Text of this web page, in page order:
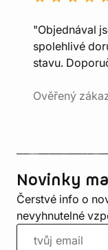
"Objednával
spolehlivé
stavu.
Ověřený
Novinky
Čerstvé info o
nevyhnutelné